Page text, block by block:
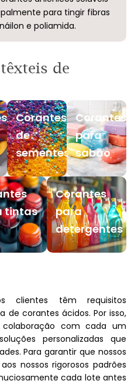
para tingir fibras
e poliamida.
de
Corantes
de
sementes
Corantes
para
sabão
tintas
Corantes
para
detergentes
clientes têm requisitos
de corantes ácidos. Por isso,
com cada um
personalizadas que
Para garantir que nossos
nossos rigorosos padrões
cada lote antes